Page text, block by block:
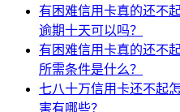
有困难信用卡真的还不
逾期十天可以吗？
有困难信用卡真的还不
所需条件是什么？
七八十万信用卡还不起
害有哪些？